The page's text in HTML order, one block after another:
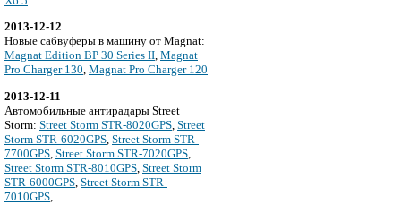
2013-12-12
Новые сабвуферы в машину от Magnat:
Magnat Edition BP 30 Series II, Magnat
Pro Charger 130, Magnat Pro Charger 120
2013-12-11
Автомобильные антирадары Street
Storm: Street Storm STR-8020GPS Street
Storm STR-6020GPS Street Storm STR-
7700GPS Street Storm STR-7020GPS
Street Storm STR-8010GPS Street Storm
STR-6000GPS Street Storm STR-
7010GPS